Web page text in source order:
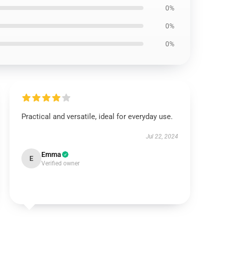
0%
0%
0%
Practical and versatile, ideal for everyday use.
Jul 22, 2024
E Emma
Verified owner